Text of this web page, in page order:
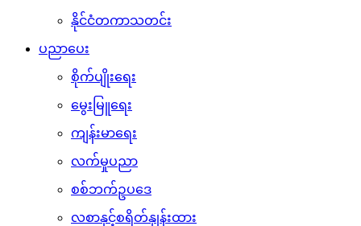
နိုင်ငံတကာသတင်း
ပညာပေး
စိုက်ပျိုးရေး
မွေးမြူရေး
ကျန်းမာရေး
လက်မှုပညာ
စစ်ဘက်ဥပဒေ
လစာနှင့်စရိတ်နှုန်းထား